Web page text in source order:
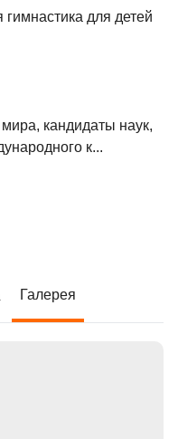
гимнастика для детей
кандидаты наук,
к...
Галерея